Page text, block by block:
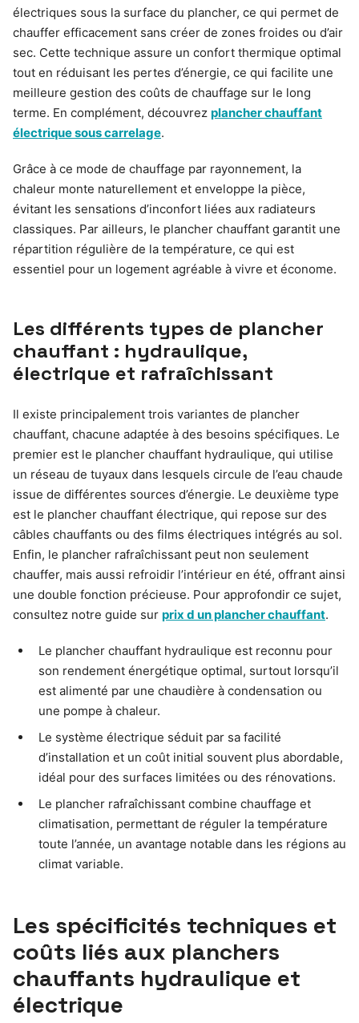
électriques sous la surface du plancher, ce qui permet de
chauffer efficacement sans créer de zones froides ou d’air
sec. Cette technique assure un confort thermique optimal
tout en réduisant les pertes d’énergie, ce qui facilite une
meilleure gestion des coûts de chauffage sur le long
terme. En complément, découvrez plancher chauffant
électrique sous carrelage.
Grâce à ce mode de chauffage par rayonnement, la
chaleur monte naturellement et enveloppe la pièce,
évitant les sensations d’inconfort liées aux radiateurs
classiques. Par ailleurs, le plancher chauffant garantit une
répartition régulière de la température, ce qui est
essentiel pour un logement agréable à vivre et économe.
Les différents types de plancher
chauffant : hydraulique,
électrique et rafraîchissant
Il existe principalement trois variantes de plancher
chauffant, chacune adaptée à des besoins spécifiques. Le
premier est le plancher chauffant hydraulique, qui utilise
un réseau de tuyaux dans lesquels circule de l’eau chaude
issue de différentes sources d’énergie. Le deuxième type
est le plancher chauffant électrique, qui repose sur des
câbles chauffants ou des films électriques intégrés au sol.
Enfin, le plancher rafraîchissant peut non seulement
chauffer, mais aussi refroidir l’intérieur en été, offrant ainsi
une double fonction précieuse. Pour approfondir ce sujet,
consultez notre guide sur prix d un plancher chauffant.
Le plancher chauffant hydraulique est reconnu pour
son rendement énergétique optimal, surtout lorsqu’il
est alimenté par une chaudière à condensation ou
une pompe à chaleur.
Le système électrique séduit par sa facilité
d’installation et un coût initial souvent plus abordable,
idéal pour des surfaces limitées ou des rénovations.
Le plancher rafraîchissant combine chauffage et
climatisation, permettant de réguler la température
toute l’année, un avantage notable dans les régions au
climat variable.
Les spécificités techniques et
coûts liés aux planchers
chauffants hydraulique et
électrique